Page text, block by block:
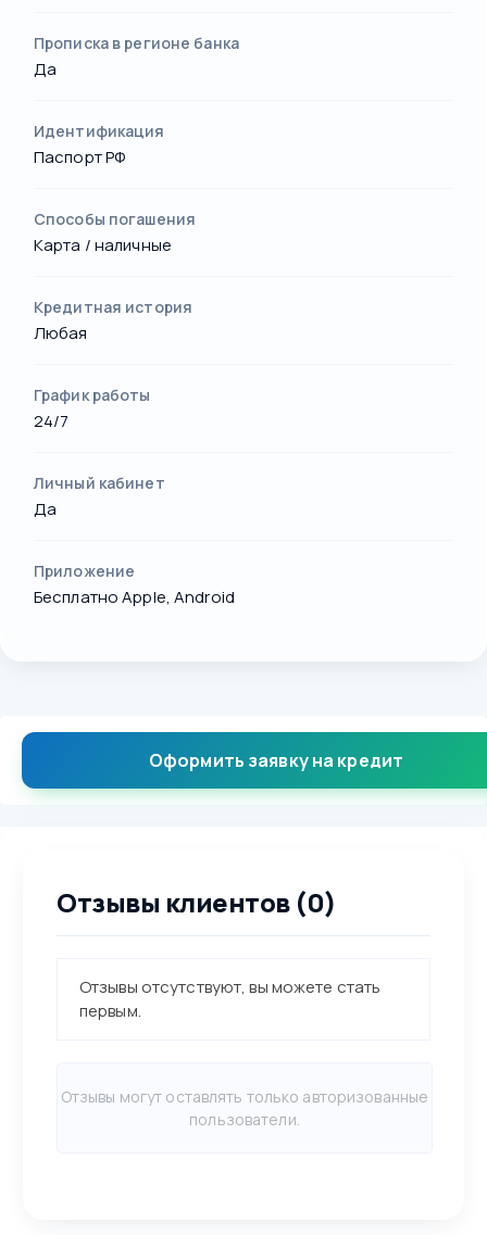
Прописка в регионе банка
Да
Идентификация
Паспорт РФ
Способы погашения
Карта / наличные
Кредитная история
Любая
График работы
24/7
Личный кабинет
Да
Приложение
Бесплатно Apple, Android
Оформить заявку на кредит
Отзывы клиентов (0)
Отзывы отсутствуют, вы можете стать
первым.
Отзывы могут оставлять только авторизованные
пользователи.